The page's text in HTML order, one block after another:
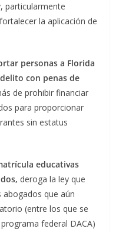
particularmente
la aplicación de
personas a Florida
con penas de
de prohibir financiar
para proporcionar
sin estatus
educativas
deroga la ley que
que aún
(entre los que se
federal DACA)